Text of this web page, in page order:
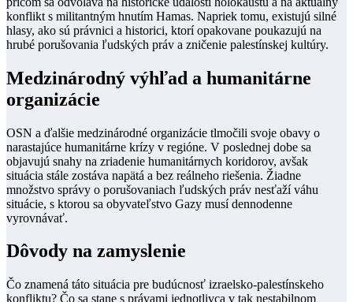
konflikt s militantným hnutím Hamas. Napriek tomu, existujú silné
hlasy, ako sú právnici a historici, ktorí opakovane poukazujú na
hrubé porušovania ľudských práv a zničenie palestínskej kultúry.
Medzinárodný výhľad a humanitárne
organizácie
OSN a ďalšie medzinárodné organizácie tlmočili svoje obavy o
narastajúce humanitárne krízy v regióne. V poslednej dobe sa
objavujú snahy na zriadenie humanitárnych koridorov, avšak
situácia stále zostáva napätá a bez reálneho riešenia. Žiadne
množstvo správy o porušovaniach ľudských práv nesťaží váhu
situácie, s ktorou sa obyvateľstvo Gazy musí dennodenne
vyrovnávať.
Dôvody na zamyslenie
Čo znamená táto situácia pre budúcnosť izraelsko-palestínskeho
konfliktu? Čo sa stane s právami jednotlivca v tak nestabilnom